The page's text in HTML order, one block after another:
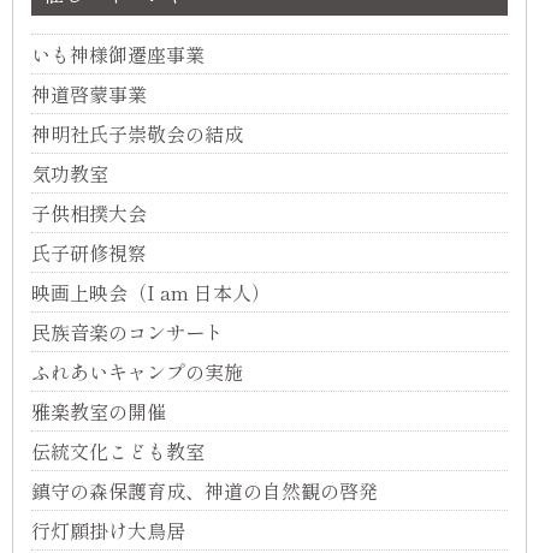
いも神様御遷座事業
神道啓蒙事業
神明社氏子崇敬会の結成
気功教室
子供相撲大会
氏子研修視察
映画上映会（I am 日本人）
民族音楽のコンサート
ふれあいキャンプの実施
雅楽教室の開催
伝統文化こども教室
鎮守の森保護育成、神道の自然観の啓発
行灯願掛け大鳥居